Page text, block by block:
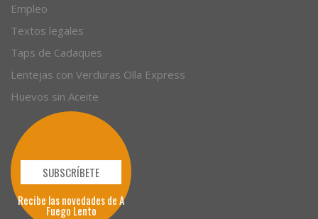
Empleo
Textos legales
Taps de Cadaques
Lentejas con Verduras Olla Express
Huevos sin Aceite
SUBSCRÍBETE
Recibe las novedades de A
Fuego Lento